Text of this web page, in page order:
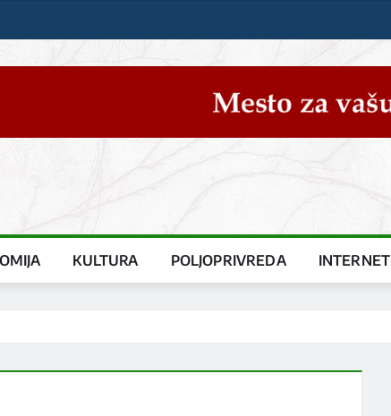
KULTURA POLJOPRIVREDA INTERNET